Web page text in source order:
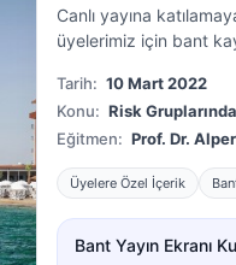
Canlı yayına
üyelerimiz için bant
Tarih: 10 Mart 2022
Konu: Risk
Eğitmen: Prof. Dr.
Üyelere Özel İçerik
Bant Yayın Ekranı